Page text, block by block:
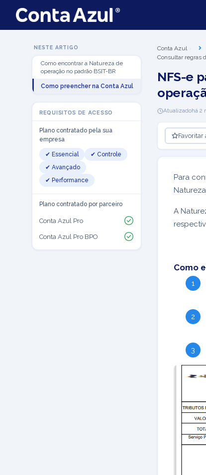
NESTE ARTIGO
Como encontrar a Natureza de
operação no padrão BSIT-BR
Como preencher na Conta Azul
REQUISITOS DE ACESSO
Plano contratado pela sua
empresa
✔ Essencial
✔ Controle
✔ Avançado
✔ Performance
Plano contratado por parceiro
Conta Azul Pro
Conta Azul Pro BPO
Conta Azul
Consultar regras
NFS-e
Atualizadohá 2
Favoritar
Para
A
Como